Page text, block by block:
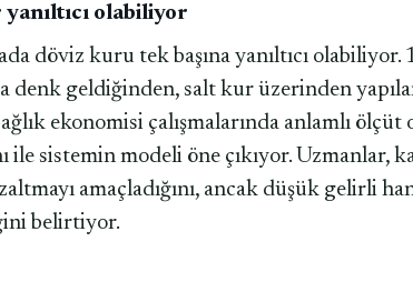
olabiliyor
döviz kuru tek başına yanıltıcı
denk geldiğinden, salt kur üzerinden
ekonomisi çalışmalarında anlamlı
ile sistemin modeli öne çıkıyor. Uzmanlar,
amaçladığını, ancak düşük gelirli
belirtiyor.